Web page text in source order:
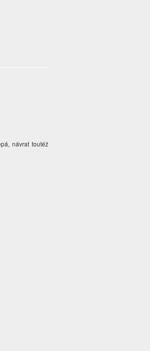
návrat toutéž